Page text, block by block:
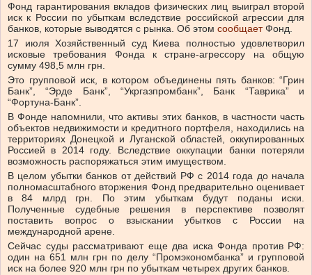
Фонд гарантирования вкладов физических лиц выиграл второй
иск к России по убыткам вследствие российской агрессии для
банков, которые выводятся с рынка. Об этом сообщает Фонд.
17 июля Хозяйственный суд Киева полностью удовлетворил
исковые требования Фонда к стране-агрессору на общую
сумму 498,5 млн грн.
Это групповой иск, в котором объединены пять банков: “Грин
Банк”, “Эрде Банк”, “Укргазпромбанк”, Банк “Таврика” и
“Фортуна-Банк”.
В Фонде напомнили, что активы этих банков, в частности часть
объектов недвижимости и кредитного портфеля, находились на
территориях Донецкой и Луганской областей, оккупированных
Россией в 2014 году. Вследствие оккупации банки потеряли
возможность распоряжаться этим имуществом.
В целом убытки банков от действий РФ с 2014 года до начала
полномасштабного вторжения Фонд предварительно оценивает
в 84 млрд грн. По этим убыткам будут поданы иски.
Полученные судебные решения в перспективе позволят
поставить вопрос о взыскании убытков с России на
международной арене.
Сейчас суды рассматривают еще два иска Фонда против РФ:
один на 651 млн грн по делу “Промэкономбанка” и групповой
иск на более 920 млн грн по убыткам четырех других банков.